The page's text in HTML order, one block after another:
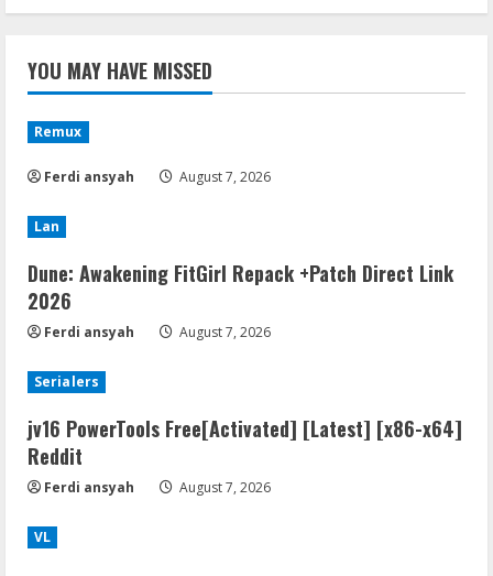
YOU MAY HAVE MISSED
Remux
Ferdi ansyah August 7, 2026
Lan
Dune: Awakening FitGirl Repack +Patch Direct Link
2026
Ferdi ansyah August 7, 2026
Serialers
jv16 PowerTools Free[Activated] [Latest] [x86-x64]
Reddit
Ferdi ansyah August 7, 2026
VL